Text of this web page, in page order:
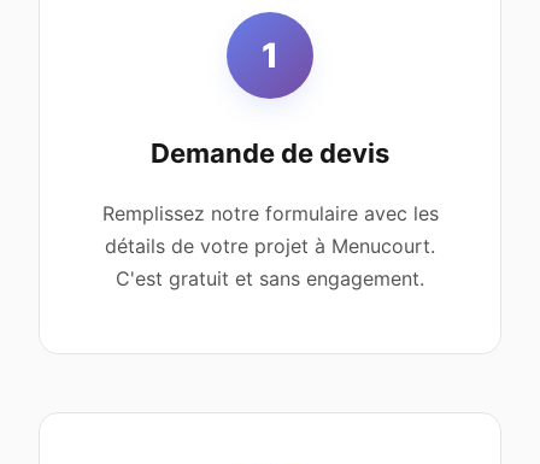
1
Demande de devis
Remplissez notre formulaire avec les
détails de votre projet à Menucourt.
C'est gratuit et sans engagement.